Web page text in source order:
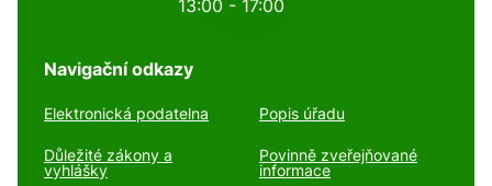
13:00 - 17:00
Navigační odkazy
Elektronická podatelna Popis úřadu
Důležité zákony a
vyhlášky
Povinně zveřejňované
informace